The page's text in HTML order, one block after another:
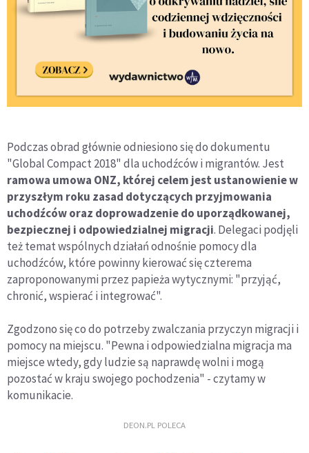
Podczas obrad głównie odniesiono się do dokumentu
"Global Compact 2018" dla uchodźców i migrantów. Jest
ramowa umowa ONZ, której celem jest ustanowienie w
przyszłym roku zasad dotyczących przyjmowania
uchodźców oraz doprowadzenie do uporządkowanej,
bezpiecznej i odpowiedzialnej migracji. Delegaci podjęli
też temat wspólnych działań odnośnie pomocy dla
uchodźców, które powinny kierować się czterema
zaproponowanymi przez papieża wytycznymi: "przyjąć,
chronić, wspierać i integrować".
Zgodzono się co do potrzeby zwalczania przyczyn migracji i
pomocy na miejscu. "Pewna i odpowiedzialna migracja ma
miejsce wtedy, gdy ludzie są naprawdę wolni i mogą
pozostać w kraju swojego pochodzenia" - czytamy w
komunikacie.
DEON.PL POLECA